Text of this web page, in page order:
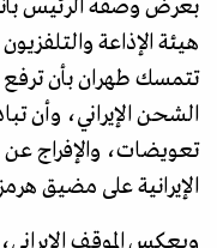
بعرض وصفه الرئيس
هيئة الإذاعة
تتمسك طهران بأن ترفع
الشحن الإيراني، وأن
تعويضات، والإفراج عن
الإيرانية على مضيق
ويعكس الموقف